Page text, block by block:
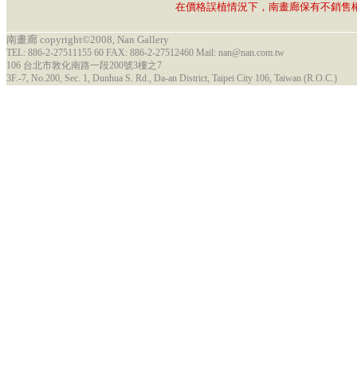
在價格誤植情況下，南畫廊保有不銷售
南畫廊 copyright©2008, Nan Gallery
TEL: 886-2-27511155 60 FAX: 886-2-27512460 Mail: nan@nan.com.tw
106 台北市敦化南路一段200號3樓之7
3F.-7, No.200, Sec. 1, Dunhua S. Rd., Da-an District, Taipei City 106, Taiwan (R.O.C.)